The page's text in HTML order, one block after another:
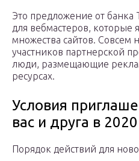
Это предложение от
для вебмастеров, которые
множества сайтов. Совсем
участников партнерской
люди, размещающие
ресурсах.
Условия
вас и друга в
Порядок действий для